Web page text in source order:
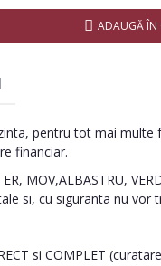
ADAUGĂ ÎN
pentru tot mai multe
financiar.
MOV,ALBASTRU,
si, cu siguranta nu vor
si COMPLET